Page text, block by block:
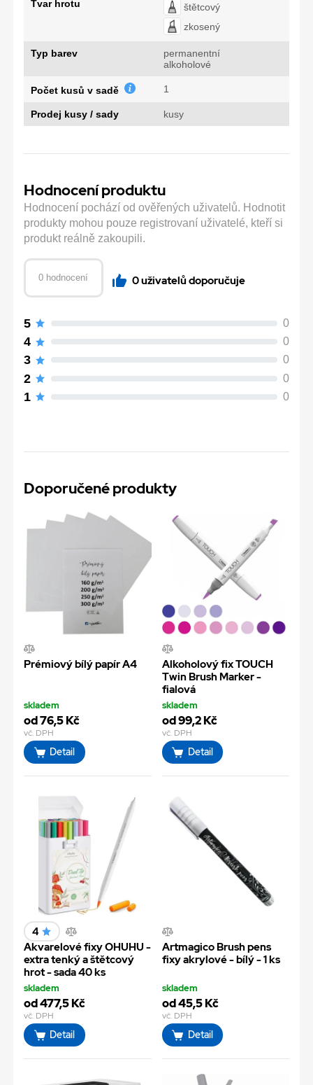
Tvar hrotu
štětcový
zkosený
Typ barev
permanentní
alkoholové
Počet kusů v sadě 1
Prodej kusy / sady kusy
Hodnocení produktu
Hodnocení pochází od ověřených uživatelů. Hodnotit
produkty mohou pouze registrovaní uživatelé, kteří si
produkt reálně zakoupili.
0 hodnocení 0 uživatelů doporučuje
5 0
4 0
3 0
2 0
1 0
Doporučené produkty
Prémiový bílý papír A4
skladem
od 76,5 Kč
vč. DPH
Detail
Alkoholový fix TOUCH
Twin Brush Marker -
fialová
skladem
od 99,2 Kč
vč. DPH
Detail
4
Akvarelové fixy OHUHU -
extra tenký a štětcový
hrot - sada 40 ks
skladem
od 477,5 Kč
vč. DPH
Detail
Artmagico Brush pens
fixy akrylové - bílý - 1 ks
skladem
od 45,5 Kč
vč. DPH
Detail